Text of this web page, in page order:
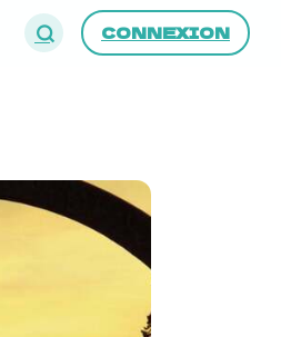
CONNEXION